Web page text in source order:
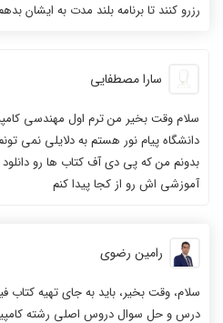
رزرو کنند تا برنامه بلند مدت به ایشان
سارا مصطفایی
سلام وقت بخیر من ترم اول مهندسی
دانشگاه پیام نور هستم به دلایلی نمی
بدونم من که پی دی آف کتاب ها رو
آموزشی اش رو از کجا پیدا کنم
رامین رضوی
سلام، وقت بخیر، باید به جای تهیه کتاب
درس و حل سوال دروس اصلی رشته